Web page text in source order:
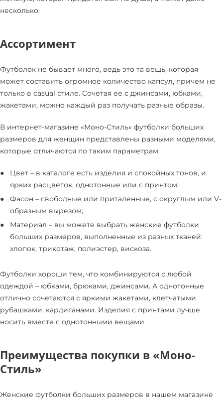
несколько.
Ассортимент
Футболок не бывает много, ведь это та вещь, которая
может составить огромное количество капсул, причем не
только в casual стиле. Сочетая ее с джинсами, юбками,
жакетами, можно каждый раз получать разные образы.
В интернет-магазине «Моно-Стиль» футболки больших
размеров для женщин представлены разными моделями,
которые отличаются по таким параметрам:
Цвет – в каталоге есть изделия и спокойных тонов, и
ярких расцветок, однотонные или с принтом;
Фасон – свободные или приталенные, с округлым или V-
образным вырезом;
Материал – вы можете выбрать женские футболки
больших размеров, выполненные из разных тканей:
хлопок, трикотаж, полиэстер, вискоза.
Футболки хороши тем, что комбинируются с любой
одеждой – юбками, брюками, джинсами. А однотонные
отлично сочетаются с яркими жакетами, клетчатыми
рубашками, кардиганами. Изделия с принтами лучше
носить вместе с однотонными вещами.
Преимущества покупки в «Моно-
Стиль»
Женские футболки больших размеров в нашем магазине